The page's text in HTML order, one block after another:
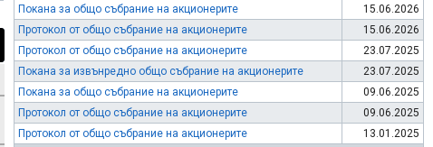
Покана за общо събрание на акционерите
15.06.2026
Протокол от общо събрание на акционерите
15.06.2026
Протокол от общо събрание на акционерите
23.07.2025
Покана за извънредно общо събрание на акционерите
23.07.2025
Покана за общо събрание на акционерите
09.06.2025
Протокол от общо събрание на акционерите
09.06.2025
Протокол от общо събрание на акционерите
13.01.2025